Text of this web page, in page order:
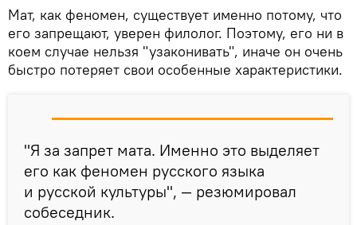
Мат, как феномен, существует именно потому, что
его запрещают, уверен филолог. Поэтому, его ни в
коем случае нельзя "узаконивать", иначе он очень
быстро потеряет свои особенные характеристики.
"Я за запрет мата. Именно это выделяет
его как феномен русского языка
и русской культуры", — резюмировал
собеседник.